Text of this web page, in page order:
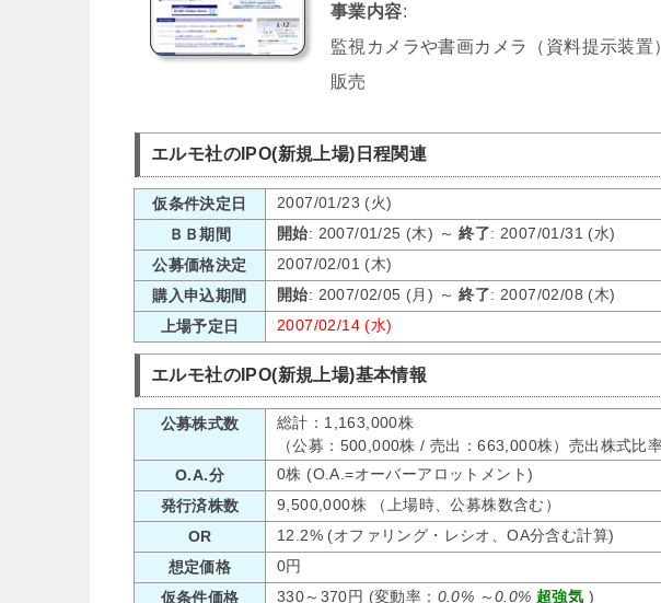
事業内容:
監視カメラや書画カメラ（資料提示装置
販売
エルモ社のIPO(新規上場)日程関連
仮条件決定日
2007/01/23 (火)
ＢＢ期間
開始: 2007/01/25 (木) ～終了: 2007/01/31 (水)
公募価格決定
2007/02/01 (木)
購入申込期間
開始: 2007/02/05 (月) ～終了: 2007/02/08 (木)
上場予定日
2007/02/14 (水)
エルモ社のIPO(新規上場)基本情報
公募株式数
総計：1,163,000株
（公募：500,000株 / 売出：663,000株）売出株式比
O.A.分
0株 (O.A.=オーバーアロットメント)
発行済株数
9,500,000株 （上場時、公募株数含む）
OR
12.2% (オファリング・レシオ、OA分含む計算)
想定価格
0円
仮条件価格
330～370円 (変動率： 0.0% ～0.0% 超強気 )